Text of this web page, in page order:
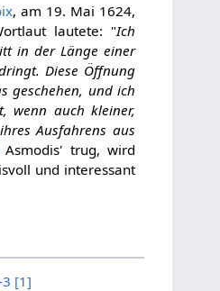
, am 19. Mai 1624,
lautete: "Ich
in der Länge einer
Diese Öffnung
geschehen, und ich
wenn auch kleiner,
Ausfahrens aus
Asmodis' trug, wird
und interessant
[1]